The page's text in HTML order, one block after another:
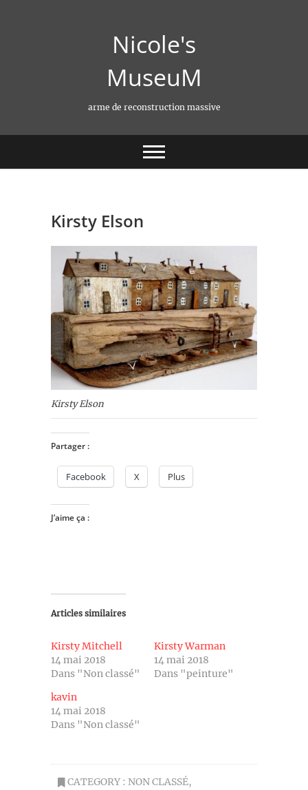
Nicole's
MuseuM
arme de reconstruction massive
Kirsty Elson
Kirsty Elson
Partager :
Facebook X Plus
J’aime ça :
Articles similaires
Kirsty Mitchell
14 mai 2018
Dans "Non classé"
Kirsty Warman
14 mai 2018
Dans "peinture"
kavin
14 mai 2018
Dans "Non classé"
CATEGORY : NON CLASSÉ,